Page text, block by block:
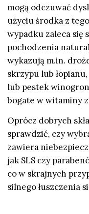
mogą odczuwać
użyciu środka z
wypadku zaleca się
pochodzenia
wykazują m.in.
skrzypu lub
lub pestek
bogate w witaminy z
Oprócz dobrych
sprawdzić, czy
zawiera
jak SLS czy
co w skrajnych
silnego łuszczenia